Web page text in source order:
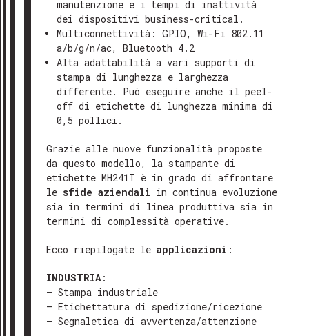
AGOSTO 2026
CHIUSURA ESTIVA
Dal 7 al 16 Agosto (compresi) l’azienda sarà
chiusa.
manutenzione e i tempi di inattività
dei dispositivi business-critical.
Multiconnettività: GPIO, Wi-Fi 802.11
a/b/g/n/ac, Bluetooth 4.2
Alta adattabilità a vari supporti di
stampa di lunghezza e larghezza
differente. Può eseguire anche il peel-
off di etichette di lunghezza minima di
0,5 pollici.
Grazie alle nuove funzionalità proposte
da questo modello, la stampante di
etichette MH241T è in grado di affrontare
lesfide aziendali in continua evoluzione
sia in termini di linea produttiva sia in
termini di complessità operative.
Ecco riepilogate leapplicazioni :
INDUSTRIA:
– Stampa industriale
– Etichettatura di spedizione/ricezione
– Segnaletica di avvertenza/attenzione
lavorative.
Ti ringraziamo per il tuo interesse e
restiamo a tua disposizione!
Cordiali saluti
Il team di Marking Products